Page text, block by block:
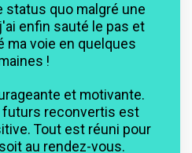
status quo malgré une
enfin sauté le pas et
ma voie en quelques
!
et motivante.
futurs reconvertis est
Tout est réuni pour
au rendez-vous.